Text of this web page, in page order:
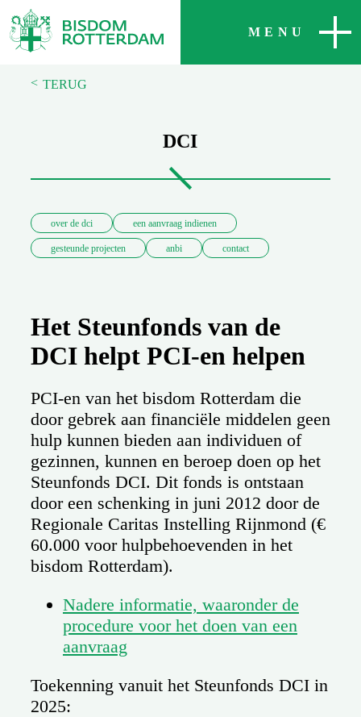
MENU
SLUITEN
< TERUG
DCI
over de dci een aanvraag indienen
gesteunde projecten anbi contact
Het Steunfonds van de
DCI helpt PCI-en helpen
PCI-en van het bisdom Rotterdam die
door gebrek aan financiële middelen geen
hulp kunnen bieden aan individuen of
gezinnen, kunnen en beroep doen op het
Steunfonds DCI. Dit fonds is ontstaan
door een schenking in juni 2012 door de
Regionale Caritas Instelling Rijnmond (€
60.000 voor hulpbehoevenden in het
bisdom Rotterdam).
Nadere informatie, waaronder de
procedure voor het doen van een
aanvraag
Toekenning vanuit het Steunfonds DCI in
2025: